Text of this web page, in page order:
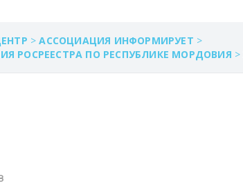
>АССОЦИАЦИЯ ИНФОРМИРУЕТ >
РОСРЕЕСТРА ПО РЕСПУБЛИКЕ МОРДОВИЯ >